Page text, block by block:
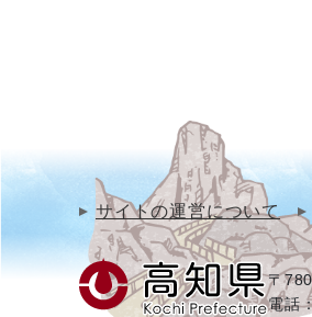
サイトの運営について
〒
電話